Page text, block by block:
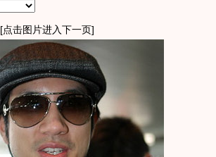
[点击图片进入下一页]